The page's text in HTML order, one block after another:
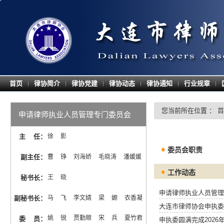
首页 | 律协简介 | 律协党建 | 律协动态 | 律协通知 | 行业规章 |
申请律师执业人员管理专门委员会
主 任： 徐  影
副主任： 曹  铮  刘海娇  毛晓涛  潘媛媛
秘书长： 王  晓
副秘书长： 马  飞  李文婧  梁  嫄  衣香凝
委 员 ： 姚  锐  贾勤顺  宋  兵  夏竹君
您当前所在位置 ：
委员会职责
工作动态
申请律师执业人员管
大连市律师协会申执
申执委圆满完成2026